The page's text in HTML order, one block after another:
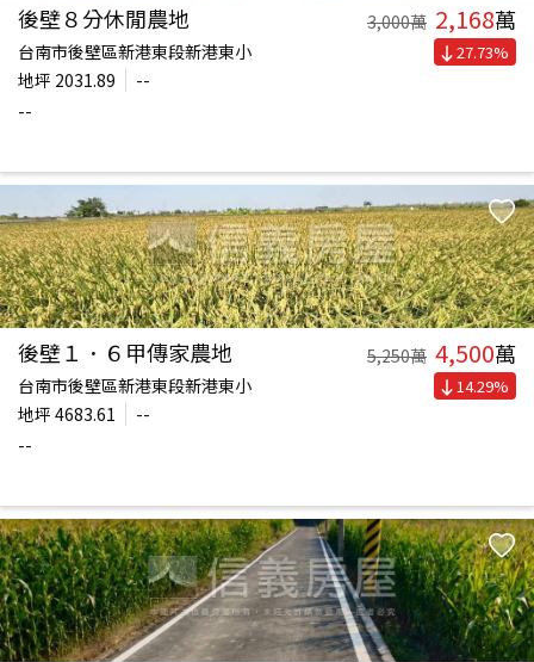
後壁８分休閒農地 3,000萬 2,168萬
台南市後壁區新港東段新港東小
地坪 2031.89
--
--
27.73%
後壁１．６甲傳家農地 5,250萬 4,500萬
台南市後壁區新港東段新港東小
地坪 4683.61
--
--
14.29%